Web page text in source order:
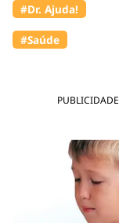
PUBLICIDADE
#Dr. Ajuda!
#Saúde